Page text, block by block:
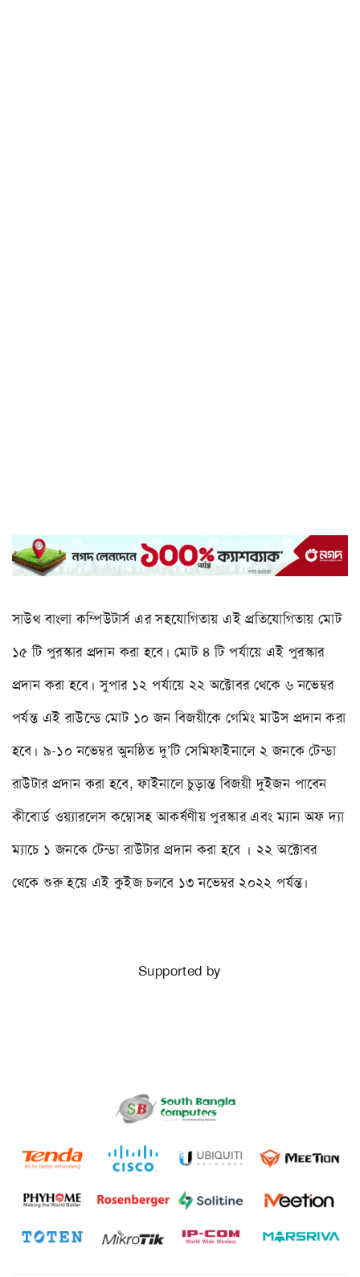
সাউথ বাংলা কম্পিউটার্স এর সহযোগিতায় এই প্রতিযোগিতায় মোট
১৫ টি পুরস্কার প্রদান করা হবে। মোট ৪ টি পর্যায়ে এই পুরস্কার
প্রদান করা হবে। সুপার ১২ পর্যায়ে ২২ অক্টোবর থেকে ৬ নভেম্বর
পর্যন্ত এই রাউন্ডে মোট ১০ জন বিজয়ীকে গেমিং মাউস প্রদান করা
হবে। ৯-১০ নভেম্বর অুনষ্ঠিত দু’টি সেমিফাইনালে ২ জনকে টেন্ডা
রাউটার প্রদান করা হবে, ফাইনালে চুড়ান্ত বিজয়ী দুইজন পাবেন
কীবোর্ড ওয়্যারলেস কম্বোসহ আকর্ষণীয় পুরস্কার এবং ম্যান অফ দ্যা
ম্যাচে ১ জনকে টেন্ডা রাউটার প্রদান করা হবে । ২২ অক্টোবর
থেকে শুরু হয়ে এই কুইজ চলবে ১৩ নভেম্বর ২০২২ পর্যন্ত।
Supported by